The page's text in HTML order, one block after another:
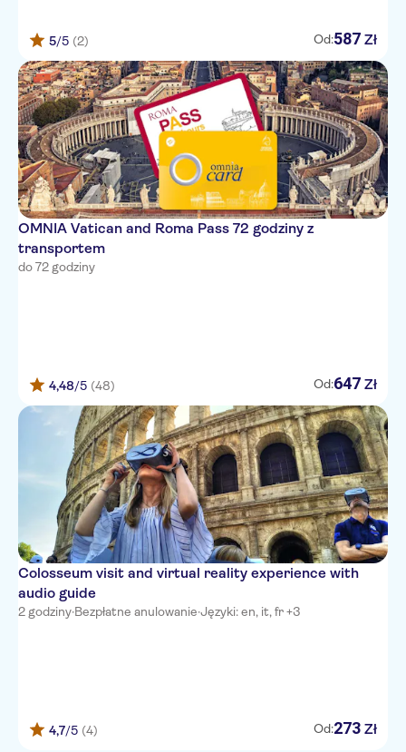
TORINO
Albergo del Senato
Hotel Pace Helvezia
Residence Candia
Terni Hotel
GIOLITTI
Hotel Le Clarisse al Pantheon
Cardinal Hotel St. Peter
Hotel della Conciliazione
Discover Roma
Occidental Aurelia
Matriosca Suites
Hotel Nizza
Donna Camilla Savelli Vretreats
5/5 (2) Od:587 Zł
OMNIA Vatican and Roma Pass 72 godziny z
transportem
do 72 godziny
4,48/5 (48) Od:647 Zł
Colosseum visit and virtual reality experience with
audio guide
2 godziny·Bezpłatne anulowanie·Języki: en, it, fr +3
4,7/5 (4) Od:273 Zł